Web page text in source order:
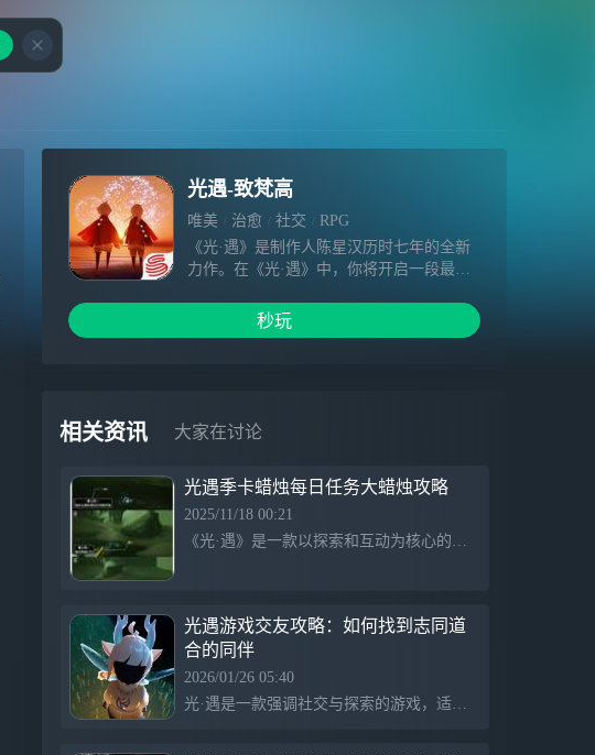
光遇-致梵高
唯美 治愈 社交
RPG
《光·遇》是制作人陈星汉历时七年的全新
力作。在《光·遇》中，你将开启一段最暖
风，不期而遇的真挚美好，柔美的风云间充
满着温暖与感动，唤醒你心中最柔软的部
秒玩
相关资讯 大家在讨论
光遇季卡蜡烛每日任务大蜡烛攻略
2025/11/18 00:21
《光·遇》是一款以探索和互动为核心的游戏，玩家通过完成每日任务和季卡活动获取蜡烛，体验唯美的游戏世界。
光遇游戏交友攻略：如何找到志同道
合的同伴
2026/01/26 05:40
光·遇是一款强调社交与探索的游戏，适合喜欢随缘交友、深度交流的玩家。游戏内支持多样的关系类型，玩家可以结识不同背景的朋友，享受无雷的互动体验。游戏以美丽的画面和温馨的氛围为特色，适合喜欢二次元、互动和自由创造的玩家。